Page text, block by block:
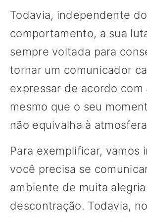
Todavia, independente
comportamento, a sua
sempre voltada para
tornar um comunicador
expressar de acordo com
mesmo que o seu
não equivalha à
Para exemplificar, vamos
você precisa se
ambiente de muita
descontração. Todavia,